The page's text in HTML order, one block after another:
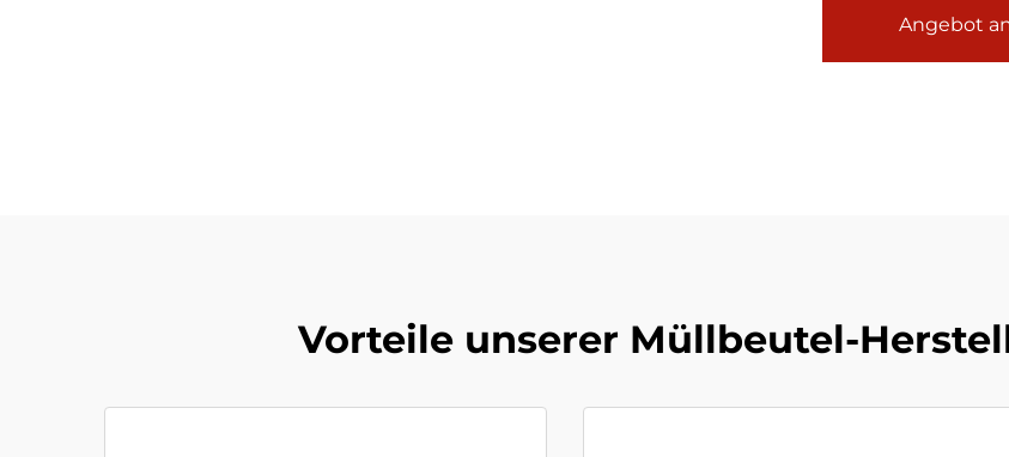
Angebot
Vorteile unserer Müllbeutel-